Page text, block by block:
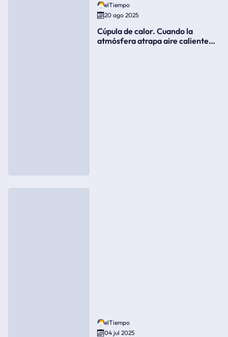
elTiempo
20 ago 2025
Cúpula de calor. Cuando la
atmósfera atrapa aire caliente
elTiempo
04 jul 2025